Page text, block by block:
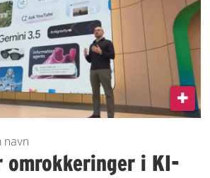
navn
omrokkeringer i KI-